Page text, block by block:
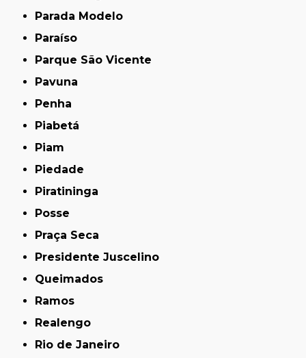
Parada Modelo
Paraíso
Parque São Vicente
Pavuna
Penha
Piabetá
Piam
Piedade
Piratininga
Posse
Praça Seca
Presidente Juscelino
Queimados
Ramos
Realengo
Rio de Janeiro